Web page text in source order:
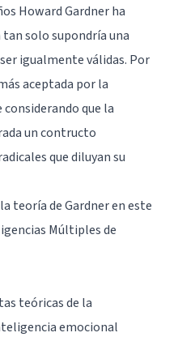
Howard Gardner ha
solo supondría una
igualmente válidas. Por
aceptada por la
que la
un contructo
que diluyan su
teoría de Gardner en este
Múltiples de
teóricas de la
emocional